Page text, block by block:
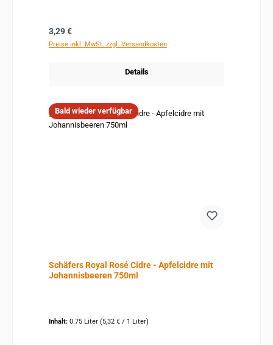
Regulärer Preis:
3,29 €
Preise inkl. MwSt. zzgl. Versandkosten
Details
Bald wieder verfügbar
Schäfers Royal Rosé Cidre - Apfelcidre mit
Johannisbeeren 750ml
Inhalt: 0.75 Liter (5,32 € / 1 Liter)